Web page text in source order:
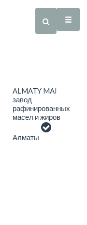
ALMATY MAI
завод
рафинированных
масел и жиров
Алматы